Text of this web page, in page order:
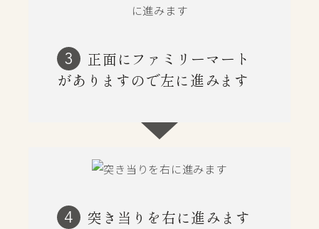
3
正面にファミリーマート
がありますので左に進みます
4 突き当りを右に進みます